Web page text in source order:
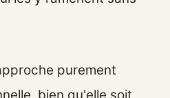
purement